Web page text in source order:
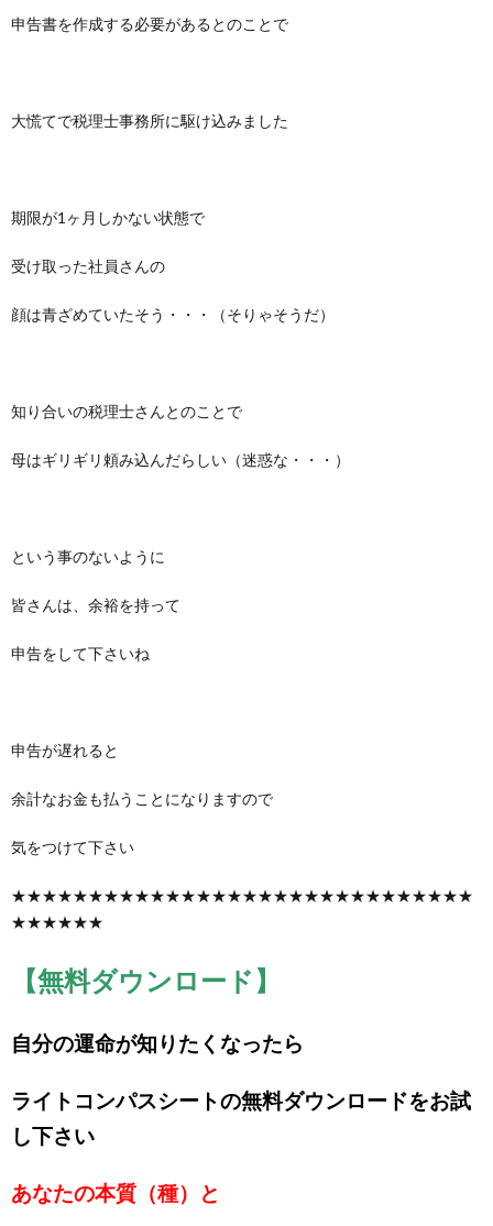
申告書を作成する必要があるとのことで
大慌てで税理士事務所に駆け込みました
期限が1ヶ月しかない状態で
受け取った社員さんの
顔は青ざめていたそう・・・（そりゃそうだ）
知り合いの税理士さんとのことで
母はギリギリ頼み込んだらしい（迷惑な・・・）
という事のないように
皆さんは、余裕を持って
申告をして下さいね
申告が遅れると
余計なお金も払うことになりますので
気をつけて下さい
★★★★★★★★★★★★★★★★★★★★★★★★★★★★★★
★★★★★★
【無料ダウンロード】
自分の運命が知りたくなったら
ライトコンパスシートの無料ダウンロードをお試
し下さい
あなたの本質（種）と